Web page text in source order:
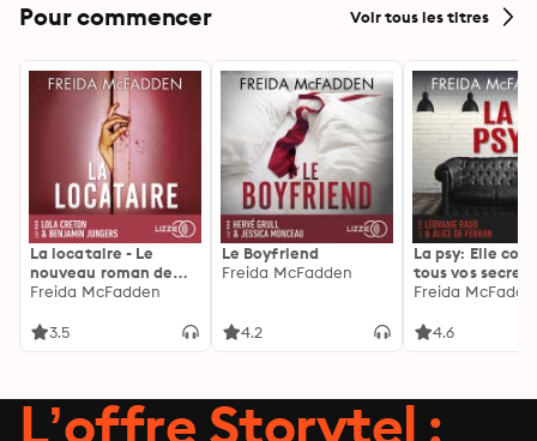
Pour commencer Voir tous les titres
La locataire - Le
nouveau roman de
l'autrice de La femme
Freida McFadden
3.5
Le Boyfriend
Freida McFadden
4.2
La psy: Elle
tous vos
découvrez les
Freida
4.6
L’offre Storytel :